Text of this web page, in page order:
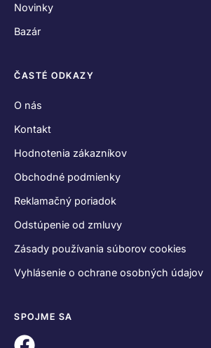
Novinky
Bazár
ČASTÉ ODKAZY
O nás
Kontakt
Hodnotenia zákazníkov
Obchodné podmienky
Reklamačný poriadok
Odstúpenie od zmluvy
Zásady používania súborov cookies
Vyhlásenie o ochrane osobných údajov
SPOJME SA